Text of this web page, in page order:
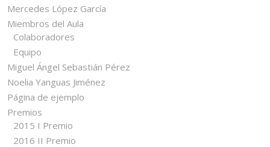
Mercedes López García
Miembros del Aula
Colaboradores
Equipo
Miguel Ángel Sebastián Pérez
Noelia Yanguas Jiménez
Página de ejemplo
Premios
2015 I Premio
2016 II Premio